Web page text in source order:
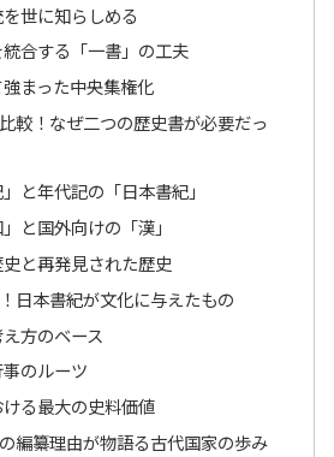
世に知らしめる
合する「一書」の工夫
まった中央集権化
較！なぜ二つの歴史書が必要だっ
と年代記の「日本書紀」
と国外向けの「漢」
と再発見された歴史
日本書紀が文化に与えたもの
方のベース
のルーツ
る最大の史料価値
編纂理由が物語る古代国家の歩み